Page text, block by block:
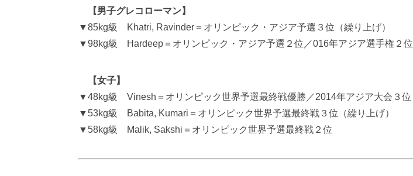
【男子グレコローマン】
▼85kg級 Khatri, Ravinder＝オリンピック・アジア予選３位（繰り上げ）
▼98kg級 Hardeep＝オリンピック・アジア予選２位／016年アジア選手権２位
【女子】
▼48kg級 Vinesh＝オリンピック世界予選最終戦優勝／2014年アジア大会３位
▼53kg級 Babita, Kumari＝オリンピック世界予選最終戦３位（繰り上げ）
▼58kg級 Malik, Sakshi＝オリンピック世界予選最終戦２位